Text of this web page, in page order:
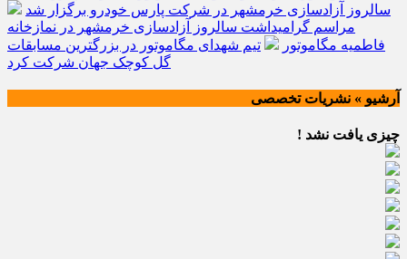
سالروز آزادسازی خرمشهر در شرکت پارس خودرو برگزار شد
مراسم گرامیداشت سالروز آزادسازی خرمشهر در نمازخانه
فاطمیه مگاموتور
تیم شهدای مگاموتور در بزرگترین مسابقات
گل کوچک جهان شرکت کرد
آرشیو » نشریات تخصصی
چیزی یافت نشد !